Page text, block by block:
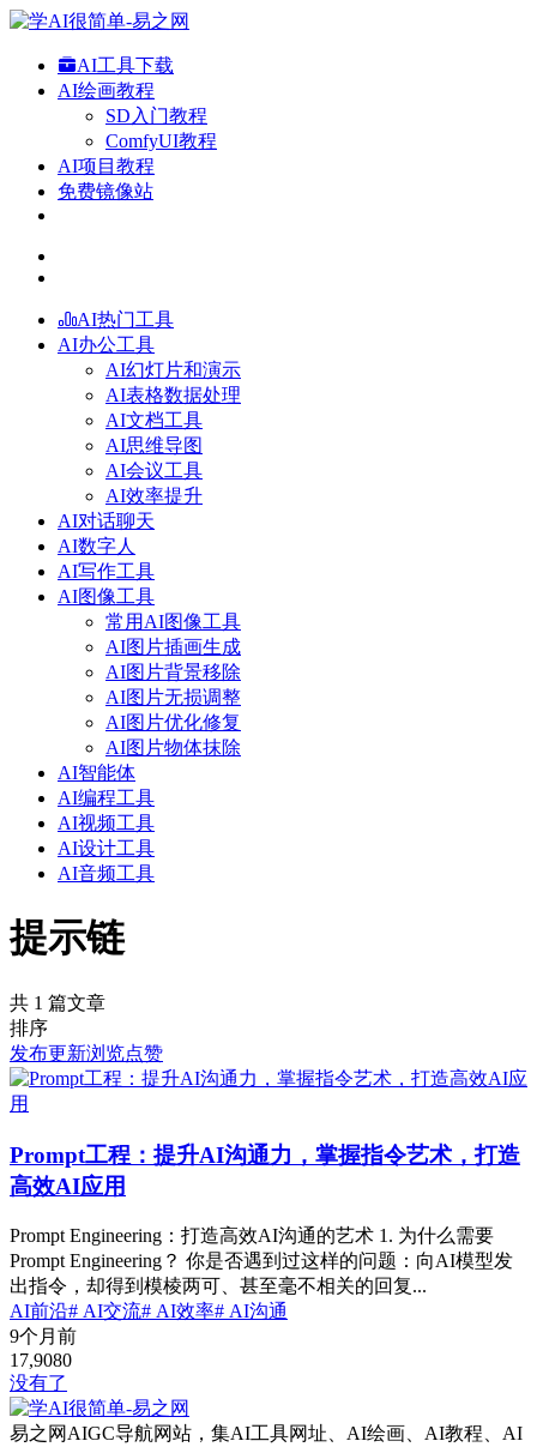
AI工具下载
AI绘画教程
SD入门教程
ComfyUI教程
AI项目教程
免费镜像站
AI热门工具
AI办公工具
AI幻灯片和演示
AI表格数据处理
AI文档工具
AI思维导图
AI会议工具
AI效率提升
AI对话聊天
AI数字人
AI写作工具
AI图像工具
常用AI图像工具
AI图片插画生成
AI图片背景移除
AI图片无损调整
AI图片优化修复
AI图片物体抹除
AI智能体
AI编程工具
AI视频工具
AI设计工具
AI音频工具
提示链
共 1 篇文章
排序
发布更新浏览点赞
Prompt工程：提升AI沟通力，掌握指令艺术，打造
高效AI应用
Prompt Engineering：打造高效AI沟通的艺术 1. 为什么需要
Prompt Engineering？ 你是否遇到过这样的问题：向AI模型发
出指令，却得到模棱两可、甚至毫不相关的回复...
AI前沿# AI交流# AI效率# AI沟通
9个月前
17,9080
没有了
易之网AIGC导航网站，集AI工具网址、AI绘画、AI教程、AI